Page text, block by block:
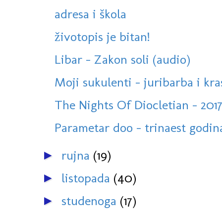
adresa i škola
životopis je bitan!
Libar - Zakon soli (audio)
Moji sukulenti - juribarba i
The Nights Of Diocletian -
Parametar doo - trinaest
► rujna (19)
► listopada (40)
► studenoga (17)